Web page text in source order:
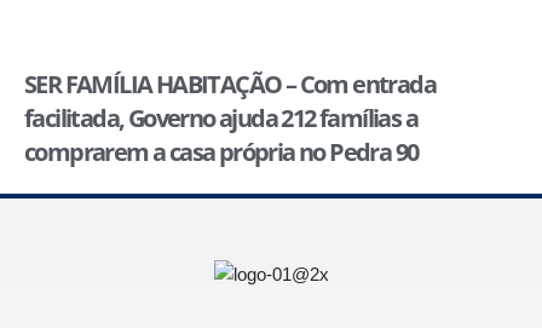
SER FAMÍLIA HABITAÇÃO – Com entrada
facilitada, Governo ajuda 212 famílias a
comprarem a casa própria no Pedra 90